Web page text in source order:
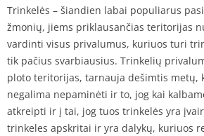
Trinkelės – šiandien labai populiarus
žmonių, jiems priklausančias teritorijas
vardinti visus privalumus, kuriuos turi
tik pačius svarbiausius. Trinkelių
ploto teritorijas, tarnauja dešimtis metų,
negalima nepaminėti ir to, jog kai
atkreipti ir į tai, jog tuos trinkelės yra
trinkeles apskritai ir yra dalykų, kuriuos